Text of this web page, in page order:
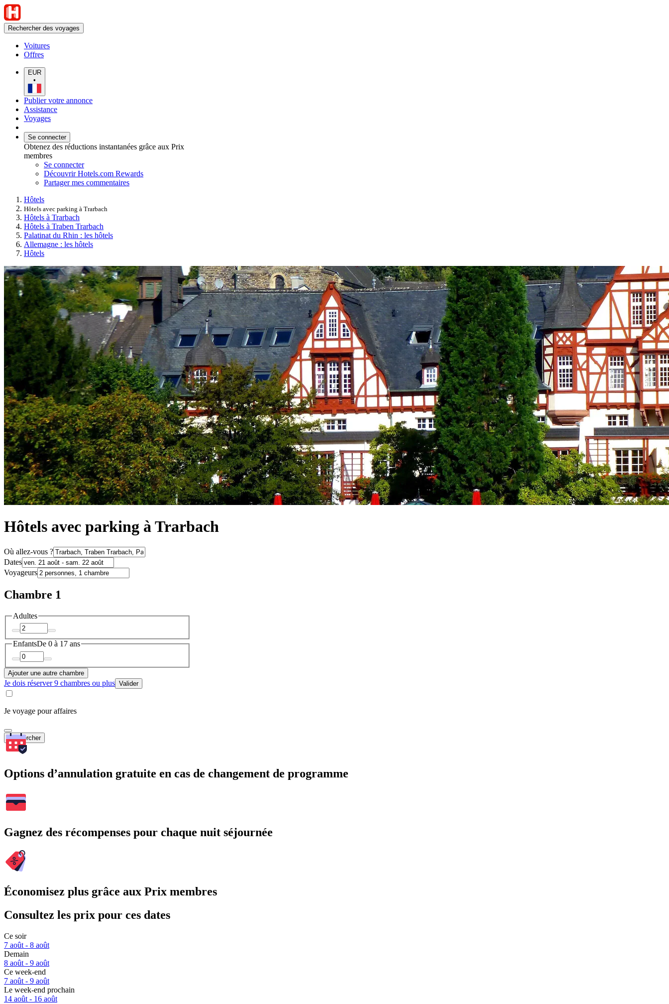
Rechercher des voyages
Voitures
Offres
EUR
•
Publier votre annonce
Assistance
Voyages
Se connecter
Obtenez des réductions instantanées grâce aux Prix
membres
Se connecter
Découvrir Hotels.com Rewards
Partager mes commentaires
Hôtels
Hôtels avec parking à Trarbach
Hôtels à Trarbach
Hôtels à Traben Trarbach
Palatinat du Rhin : les hôtels
Allemagne : les hôtels
Hôtels
Hôtels avec parking à Trarbach
Où allez-vous ?
Dates
Voyageurs
Chambre 1
Adultes
EnfantsDe 0 à 17 ans
Ajouter une autre chambre
Je dois réserver 9 chambres ou plus Valider
Je voyage pour affaires
Rechercher
Options d’annulation gratuite en cas de changement de programme
Gagnez des récompenses pour chaque nuit séjournée
Économisez plus grâce aux Prix membres
Consultez les prix pour ces dates
Ce soir
7 août - 8 août
Demain
8 août - 9 août
Ce week-end
7 août - 9 août
Le week-end prochain
14 août - 16 août